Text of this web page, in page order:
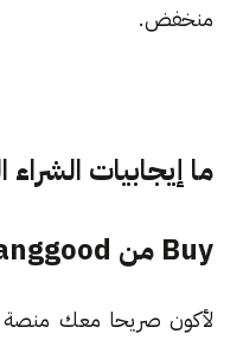
منخفض.
Buy من Banggood ؟
لأكون صريحا معك منصة